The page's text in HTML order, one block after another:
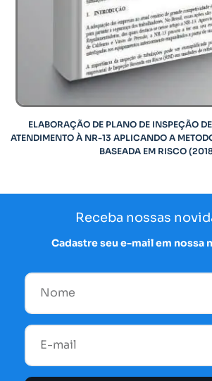
ELABORAÇÃO DE PLANO DE INSPEÇÃO
ATENDIMENTO À NR-13 APLICANDO A
BASEADA EM RISCO
Receba nossas
Cadastre seu e-mail em nossa